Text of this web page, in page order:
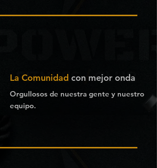
La Comunidad con mejor onda
Orgullosos de nuestra gente y nuestro
equipo.